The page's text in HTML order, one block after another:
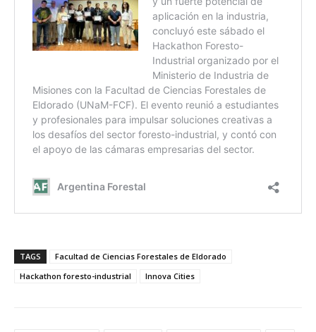
TAGS
Facultad de Ciencias Forestales de Eldorado
Hackathon foresto-industrial
Innova Cities